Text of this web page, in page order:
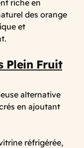
riche en
des orange
et
Plein Fruit
alternative
en ajoutant
réfrigérée,